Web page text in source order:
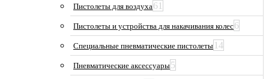
Пистолеты для воздуха61
Пистолеты и устройства для накачивания колес6
Специальные пневматические пистолеты 14
Пневматические аксессуары5